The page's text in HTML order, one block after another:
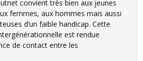
convient très bien aux jeunes
femmes, aux hommes mais aussi
d’un faible handicap. Cette
est rendue
de contact entre les